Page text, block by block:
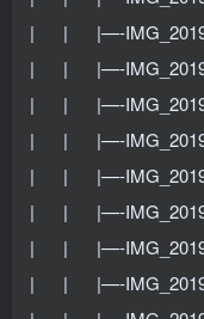
| | |—-
| | |—-
| | |—-
| | |—-
| | |—-
| | |—-
| | |—-
| | |—-